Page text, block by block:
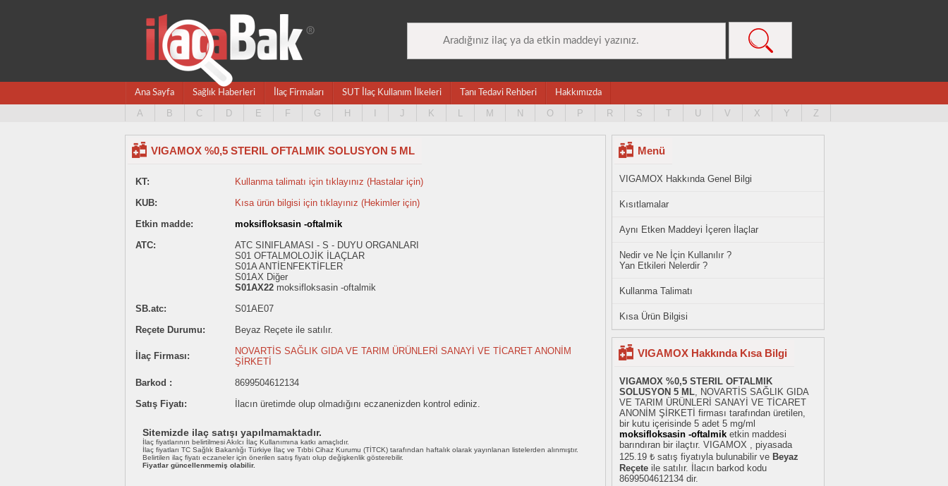
Ana Sayfa Sağlık Haberleri İlaç Firmaları SUT İlaç Kullanım İlkeleri Tanı Tedavi Rehberi Hakkımızda
A B C D E F G H J K L M N O P R S T U V X Y Z
VIGAMOX %0,5 STERIL OFTALMIK SOLUSYON 5 ML
KT:
Kullanma talimatı için tıklayınız (Hastalar için)
KUB:
Kısa ürün bilgisi için tıklayınız (Hekimler için)
Etkin madde:
moksifloksasin -oftalmik
ATC:
ATC SINIFLAMASI - S - DUYU ORGANLARI
S01 OFTALMOLOJİK İLAÇLAR
S01A ANTİENFEKTİFLER
S01AX Diğer
S01AX22 moksifloksasin -oftalmik
SB.atc:
S01AE07
Reçete Durumu:
Beyaz Reçete ile satılır.
İlaç Firması:
NOVARTİS SAĞLIK GIDA VE TARIM ÜRÜNLERİ SANAYİ VE TİCARET ANONİM
ŞİRKETİ
Barkod :
8699504612134
Satış Fiyatı:
İlacın üretimde olup olmadığını eczanenizden kontrol ediniz.
Sitemizde ilaç satışı yapılmamaktadır.
İlaç fiyatlarının belirtilmesi Akılcı İlaç Kullanımına katkı amaçlıdır.
İlaç fiyatları TC Sağlık Bakanlığı Türkiye İlaç ve Tıbbi Cihaz Kurumu (TİTCK) tarafından haftalık olarak yayınlanan listelerden alınmıştır.
Belirtilen ilaç fiyatı eczaneler için önerilen satış fiyatı olup değişkenlik gösterebilir.
Fiyatlar güncellenmemiş olabilir.
Menü
VIGAMOX Hakkında Genel Bilgi
Kısıtlamalar
Aynı Etken Maddeyi İçeren İlaçlar
Nedir ve Ne İçin Kullanılır ?
Yan Etkileri Nelerdir ?
Kullanma Talimatı
Kısa Ürün Bilgisi
VIGAMOX Hakkında Kısa Bilgi
VIGAMOX %0,5 STERIL OFTALMIK
SOLUSYON 5 ML, NOVARTİS SAĞLIK GIDA
VE TARIM ÜRÜNLERİ SANAYİ VE TİCARET
ANONİM ŞİRKETİ firması tarafından üretilen,
bir kutu içerisinde 5 adet 5 mg/ml
moksifloksasin -oftalmik etkin maddesi
barındıran bir ilaçtır. VIGAMOX , piyasada
125.19 ₺ satış fiyatıyla bulunabilir ve Beyaz
Reçete ile satılır. İlacın barkod kodu
8699504612134 dir.